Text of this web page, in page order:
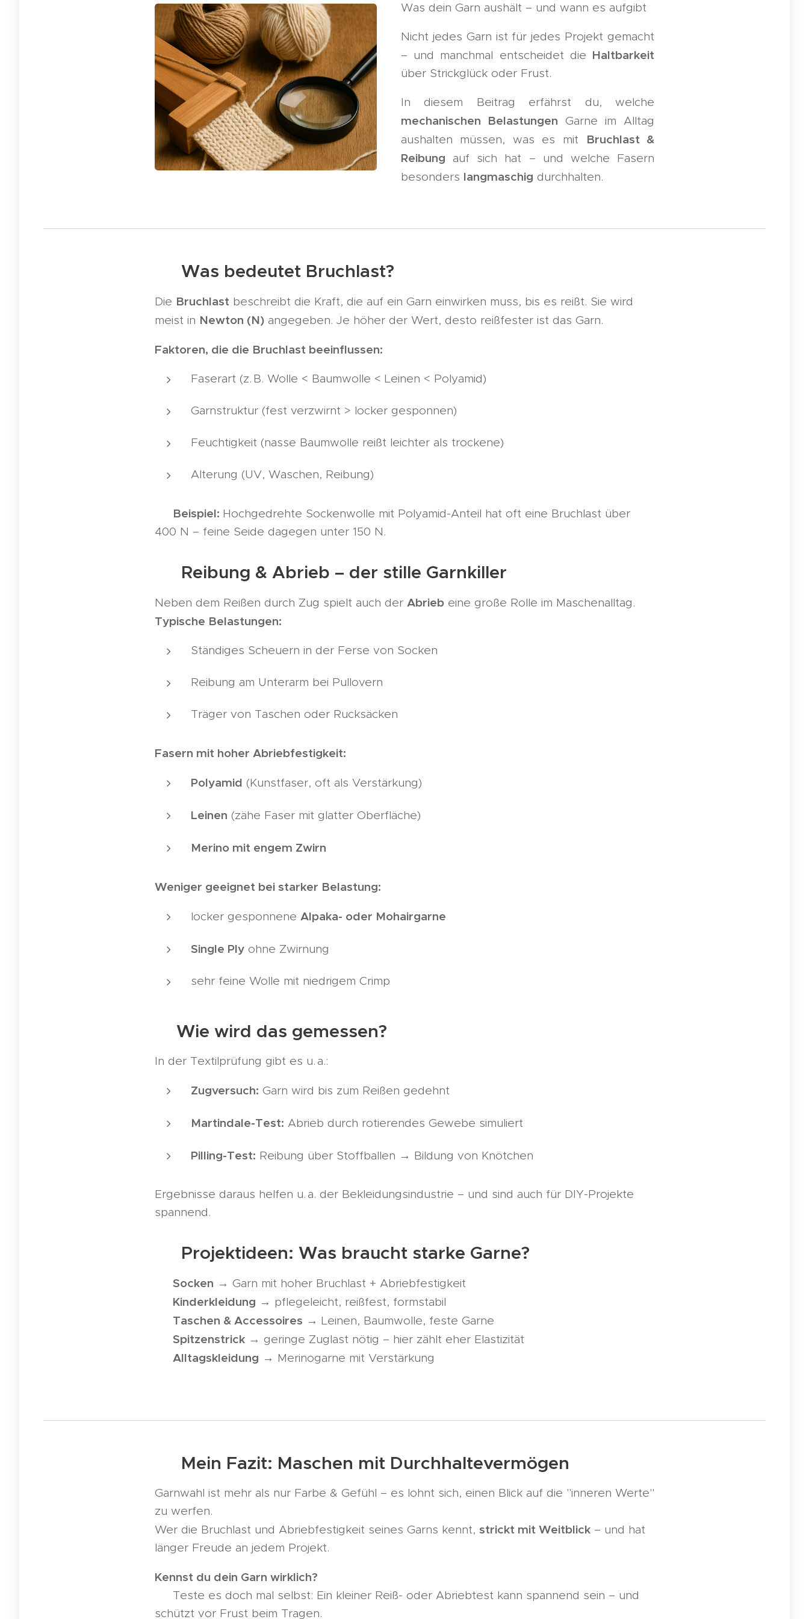
Was dein Garn aushält – und wann es aufgibt
Nicht jedes Garn ist für jedes Projekt gemacht
– und manchmal entscheidet die Haltbarkeit
über Strickglück oder Frust.
In diesem Beitrag erfährst du, welche
mechanischen Belastungen Garne im Alltag
aushalten müssen, was es mit
Bruchlast &
Reibung auf sich hat – und welche Fasern
besonders langmaschig durchhalten.
🧪 Was bedeutet Bruchlast?
Die Bruchlast beschreibt die Kraft, die auf ein Garn einwirken muss, bis es reißt. Sie wird
meist in Newton (N) angegeben. Je höher der Wert, desto reißfester ist das Garn.
Faktoren, die die Bruchlast beeinflussen:
Faserart (z. B. Wolle < Baumwolle < Leinen < Polyamid)
Garnstruktur (fest verzwirnt > locker gesponnen)
Feuchtigkeit (nasse Baumwolle reißt leichter als trockene)
Alterung (UV, Waschen, Reibung)
Beispiel: Hochgedrehte Sockenwolle mit Polyamid-Anteil hat oft eine Bruchlast über
400 N – feine Seide dagegen unter 150 N.
🧶 Reibung & Abrieb – der stille Garnkiller
Neben dem Reißen durch Zug spielt auch der Abrieb eine große Rolle im Maschenalltag.
Typische Belastungen:
Ständiges Scheuern in der Ferse von Socken
Reibung am Unterarm bei Pullovern
Träger von Taschen oder Rucksäcken
Fasern mit hoher Abriebfestigkeit:
Polyamid (Kunstfaser, oft als Verstärkung)
Leinen (zähe Faser mit glatter Oberfläche)
Merino mit engem Zwirn
Weniger geeignet bei starker Belastung:
locker gesponnene Alpaka- oder Mohairgarne
Single Ply ohne Zwirnung
sehr feine Wolle mit niedrigem Crimp
Wie wird das gemessen?
In der Textilprüfung gibt es u. a.:
Zugversuch: Garn wird bis zum Reißen gedehnt
Martindale-Test: Abrieb durch rotierendes Gewebe simuliert
Pilling-Test: Reibung über Stoffballen → Bildung von Knötchen
Ergebnisse daraus helfen u. a. der Bekleidungsindustrie – und sind auch für DIY-Projekte
spannend.
💪 Projektideen: Was braucht starke Garne?
Socken → Garn mit hoher Bruchlast + Abriebfestigkeit
Kinderkleidung → pflegeleicht, reißfest, formstabil
Taschen & Accessoires → Leinen, Baumwolle, feste Garne
Spitzenstrick → geringe Zuglast nötig – hier zählt eher Elastizität
Alltagskleidung → Merinogarne mit Verstärkung
✨ Mein Fazit: Maschen mit Durchhaltevermögen
Garnwahl ist mehr als nur Farbe & Gefühl – es lohnt sich, einen Blick auf die "inneren Werte"
zu werfen.
Wer die Bruchlast und Abriebfestigkeit seines Garns kennt, strickt mit Weitblick – und hat
länger Freude an jedem Projekt. 🧶🛡️
Kennst du dein Garn wirklich?
🧪 Teste es doch mal selbst: Ein kleiner Reiß- oder Abriebtest kann spannend sein – und
schützt vor Frust beim Tragen.